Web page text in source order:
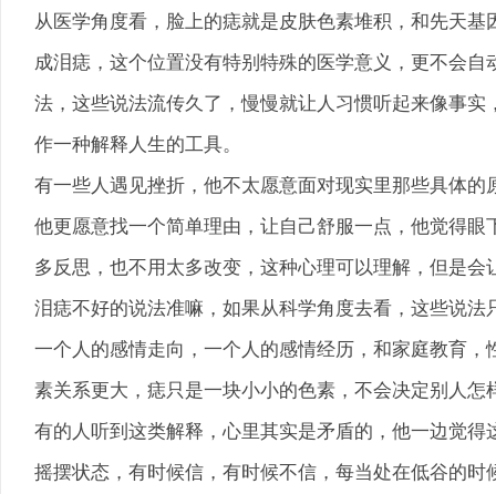
从医学角度看，脸上的痣就是皮肤色素堆积，和先天
成泪痣，这个位置没有特别特殊的医学意义，更不会
法，这些说法流传久了，慢慢就让人习惯听起来像事
作一种解释人生的工具。
有一些人遇见挫折，他不太愿意面对现实里那些具体
他更愿意找一个简单理由，让自己舒服一点，他觉得
多反思，也不用太多改变，这种心理可以理解，但是
泪痣不好的说法准嘛，如果从科学角度去看，这些说
一个人的感情走向，一个人的感情经历，和家庭教育
素关系更大，痣只是一块小小的色素，不会决定别人
有的人听到这类解释，心里其实是矛盾的，他一边觉
摇摆状态，有时候信，有时候不信，每当处在低谷的